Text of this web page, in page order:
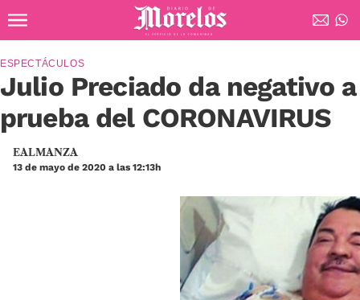
Diario de Morelos
Julio Preciado da negativo a
prueba del CORONAVIRUS
ESPECTÁCULOS
EALMANZA
13 de mayo de 2020 a las 12:13h